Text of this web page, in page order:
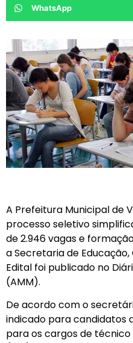
WhatsApp
A Prefeitura Municipal de
processo seletivo
de 2.946 vagas e
a Secretaria de Educação,
Edital foi publicado no
(AMM).
De acordo com o
indicado para candidatos
para os cargos de